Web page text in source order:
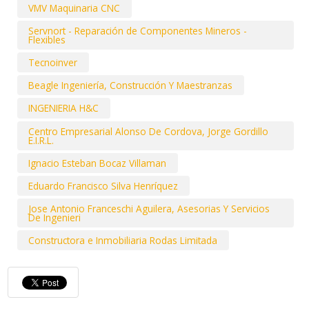
VMV Maquinaria CNC
Servnort - Reparación de Componentes Mineros -
Flexibles
Tecnoinver
Beagle Ingeniería, Construcción Y Maestranzas
INGENIERIA H&C
Centro Empresarial Alonso De Cordova, Jorge Gordillo
E.I.R.L.
Ignacio Esteban Bocaz Villaman
Eduardo Francisco Silva Henríquez
Jose Antonio Franceschi Aguilera, Asesorias Y Servicios
De Ingenieri
Constructora e Inmobiliaria Rodas Limitada